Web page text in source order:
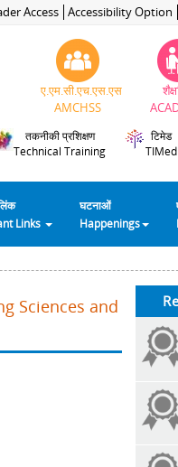
Access Accessibility Option
ए.एम.सी.एच.एस.एस
AMCHSS
तकनीकी प्रशिक्षण
Technical Training
टिमेड
TIMed
Links
घटनाओं
Happenings
Sciences and